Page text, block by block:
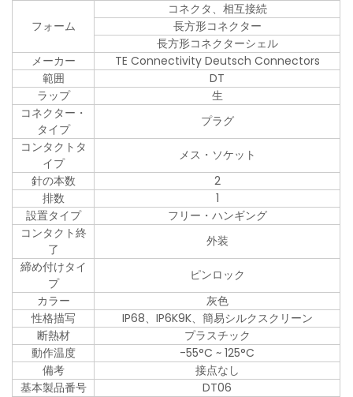
フォーム
コネクタ、相互接続
長方形コネクター
長方形コネクターシェル
メーカー
TE Connectivity Deutsch Connectors
範囲
DT
ラップ
生
コネクター・
タイプ
プラグ
コンタクトタ
イプ
メス・ソケット
針の本数
2
排数
1
設置タイプ
フリー・ハンギング
コンタクト終
了
外装
締め付けタイ
プ
ピンロック
カラー
灰色
性格描写
IP68、IP6K9K、簡易シルクスクリーン
断熱材
プラスチック
動作温度
-55°C ~ 125°C
備考
接点なし
基本製品番号
DT06